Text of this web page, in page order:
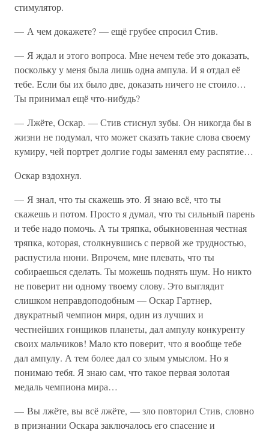
стимулятор.
— А чем докажете? — ещё грубее спросил Стив.
— Я ждал и этого вопроса. Мне нечем тебе это доказать,
поскольку у меня была лишь одна ампула. И я отдал её
тебе. Если бы их было две, доказать ничего не стоило…
Ты принимал ещё что-нибудь?
— Лжёте, Оскар. — Стив стиснул зубы. Он никогда бы в
жизни не подумал, что может сказать такие слова своему
кумиру, чей портрет долгие годы заменял ему распятие…
Оскар вздохнул.
— Я знал, что ты скажешь это. Я знаю всё, что ты
скажешь и потом. Просто я думал, что ты сильный парень
и тебе надо помочь. А ты тряпка, обыкновенная честная
тряпка, которая, столкнувшись с первой же трудностью,
распустила нюни. Впрочем, мне плевать, что ты
собираешься сделать. Ты можешь поднять шум. Но никто
не поверит ни одному твоему слову. Это выглядит
слишком неправдоподобным — Оскар Гартнер,
двукратный чемпион миря, один из лучших и
честнейших гонщиков планеты, дал ампулу конкуренту
своих мальчиков! Мало кто поверит, что я вообще тебе
дал ампулу. А тем более дал со злым умыслом. Но я
понимаю тебя. Я знаю сам, что такое первая золотая
медаль чемпиона мира…
— Вы лжёте, вы всё лжёте, — зло повторил Стив, словно
в признании Оскара заключалось его спасение и